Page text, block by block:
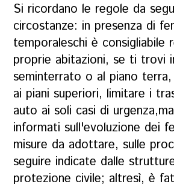
Si ricordano le regole da
circostanze: in presenza di
temporaleschi è consigliabile
proprie abitazioni, se ti trovi
seminterrato o al piano terra,
ai piani superiori, limitare i
auto ai soli casi di
informati sull'evoluzione dei
misure da adottare, sulle
seguire indicate dalle
protezione civile; altresì, è